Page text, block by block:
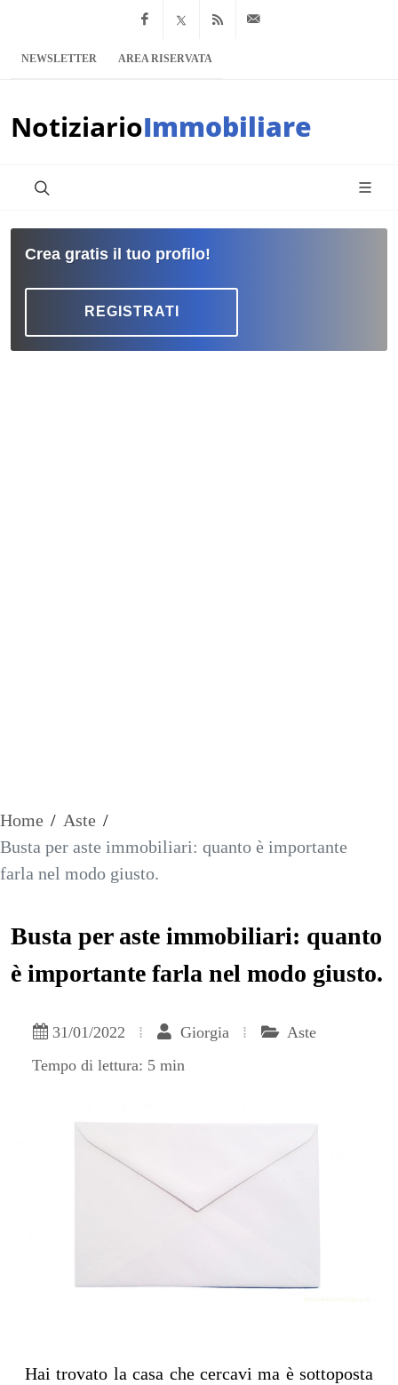
Facebook
x.com Feed RSS
NEWSLETTER AREA RISERVATA
NotiziarioImmobiliare
Crea gratis il tuo profilo!
REGISTRATI
Home / Aste /
Busta per aste immobiliari: quanto è importante
farla nel modo giusto.
Busta per aste immobiliari: quanto
è importante farla nel modo giusto.
31/01/2022 Giorgia
Aste
Tempo di lettura: 5 min
Hai trovato la casa che cercavi ma è sottoposta